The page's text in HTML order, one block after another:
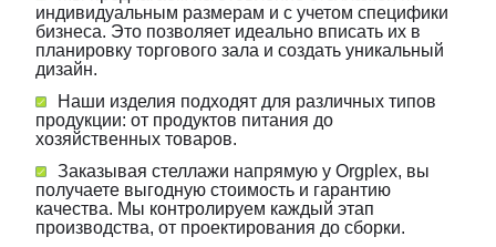
индивидуальным размерам и с учетом специфики
бизнеса. Это позволяет идеально вписать их в
планировку торгового зала и создать уникальный
дизайн.
Наши изделия подходят для различных типов
продукции: от продуктов питания до
хозяйственных товаров.
Заказывая стеллажи напрямую у Orgplex, вы
получаете выгодную стоимость и гарантию
качества. Мы контролируем каждый этап
производства, от проектирования до сборки.